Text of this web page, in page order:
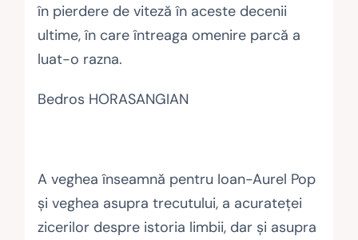
în pierdere de viteză în aceste decenii
ultime, în care întreaga omenire parcă a
luat-o razna.
Bedros HORASANGIAN
A veghea înseamnă pentru Ioan-Aurel Pop
şi veghea asupra trecutului, a acurateţei
zicerilor despre istoria limbii, dar şi asupra